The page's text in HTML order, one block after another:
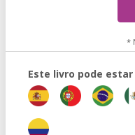
*
Este livro pode estar